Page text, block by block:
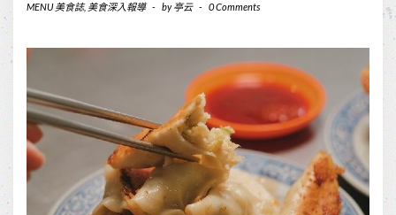
MENU 美食誌, 美食深入報導 - by亭云 - 0 Comments